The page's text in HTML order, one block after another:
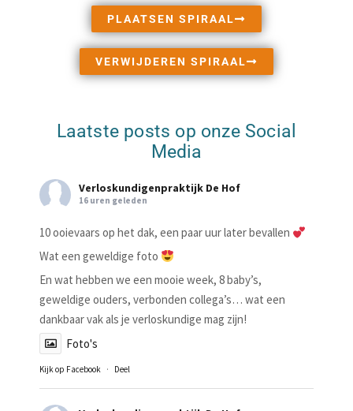
PLAATSEN SPIRAAL
VERWIJDEREN SPIRAAL
Laatste posts op onze Social
Media
Verloskundigenpraktijk De Hof
16 uren geleden
10 ooievaars op het dak, een paar uur later bevallen
Wat een geweldige foto
En wat hebben we een mooie week, 8 baby’s,
geweldige ouders, verbonden collega’s… wat een
dankbaar vak als je verloskundige mag zijn!
Foto's
Kijk op Facebook · Deel